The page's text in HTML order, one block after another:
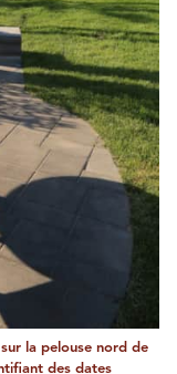
la pelouse nord de
des dates